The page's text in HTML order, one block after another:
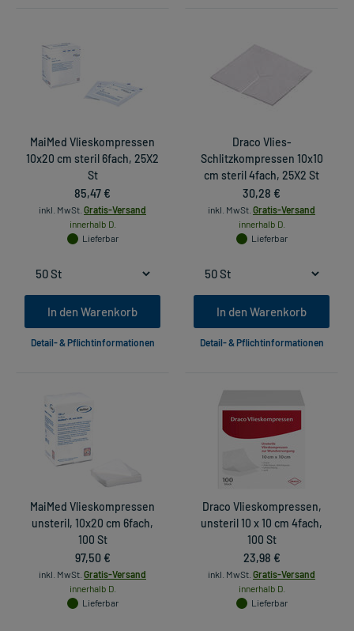
MaiMed Vlieskompressen
10x20 cm steril 6fach, 25X2
St
85,47 €
inkl. MwSt. Gratis-Versand
innerhalb D.
Lieferbar
In den Warenkorb
Detail- & Pflichtinformationen
Draco Vlies-
Schlitzkompressen 10x10
cm steril 4fach, 25X2 St
30,28 €
inkl. MwSt. Gratis-Versand
innerhalb D.
Lieferbar
In den Warenkorb
Detail- & Pflichtinformationen
MaiMed Vlieskompressen
unsteril, 10x20 cm 6fach,
100 St
97,50 €
inkl. MwSt. Gratis-Versand
innerhalb D.
Lieferbar
Draco Vlieskompressen,
unsteril 10 x 10 cm 4fach,
100 St
23,98 €
inkl. MwSt. Gratis-Versand
innerhalb D.
Lieferbar